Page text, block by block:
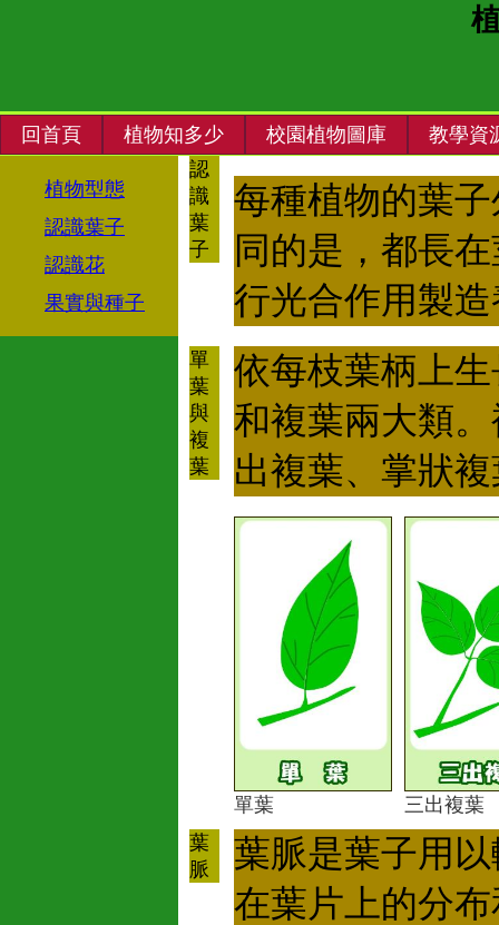
回首頁 植物知多少 校園植物圖庫
教學資
認
識
葉
子
每種植物的葉
同的是，都長
行光合作用製
單
葉
與
複
葉
依每枝葉柄上
和複葉兩大類
出複葉、掌狀
單葉
三出複葉
葉
脈
葉脈是葉子用
在葉片上的分
植物型態
認識葉子
認識花
果實與種子